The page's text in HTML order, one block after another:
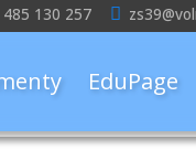
485 130 257
EduPage